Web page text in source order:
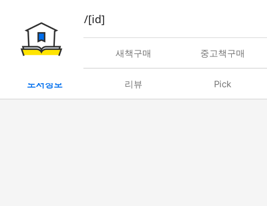
book/rent/[id]
대여 새책구매 중고책구매
도서정보 리뷰 Pick